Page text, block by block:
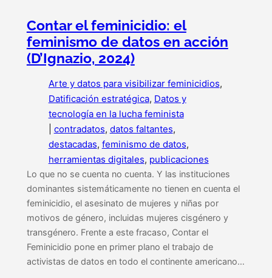
Contar el feminicidio: el
feminismo de datos en acción
(D’Ignazio, 2024)
Arte y datos para visibilizar feminicidios
Datificación estratégica, Datos y
tecnología en la lucha feminista
contradatos, datos faltantes
destacadas, feminismo de datos
herramientas digitales, publicaciones
Lo que no se cuenta no cuenta. Y las instituciones
dominantes sistemáticamente no tienen en cuenta el
feminicidio, el asesinato de mujeres y niñas por
motivos de género, incluidas mujeres cisgénero y
transgénero. Frente a este fracaso, Contar el
Feminicidio pone en primer plano el trabajo de
activistas de datos en todo el continente americano…